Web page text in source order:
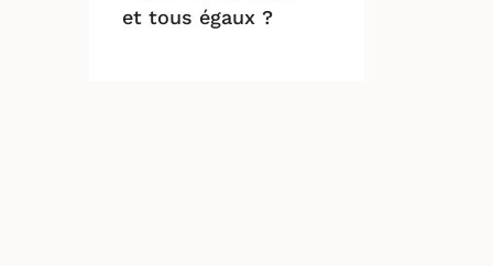
et tous égaux ?